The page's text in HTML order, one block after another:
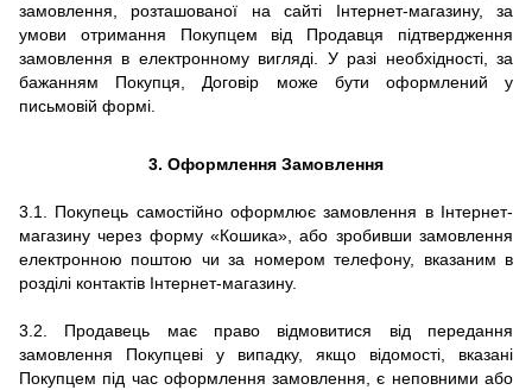
замовлення, розташованої на сайті Інтернет-магазину, за
умови отримання Покупцем від Продавця підтвердження
замовлення в електронному вигляді. У разі необхідності, за
бажанням Покупця, Договір може бути оформлений у
письмовій формі.
3. Оформлення Замовлення
3.1. Покупець самостійно оформлює замовлення в Інтернет-
магазину через форму «Кошика», або зробивши замовлення
електронною поштою чи за номером телефону, вказаним в
розділі контактів Інтернет-магазину.
3.2. Продавець має право відмовитися від передання
замовлення Покупцеві у випадку, якщо відомості, вказані
Покупцем під час оформлення замовлення, є неповними або